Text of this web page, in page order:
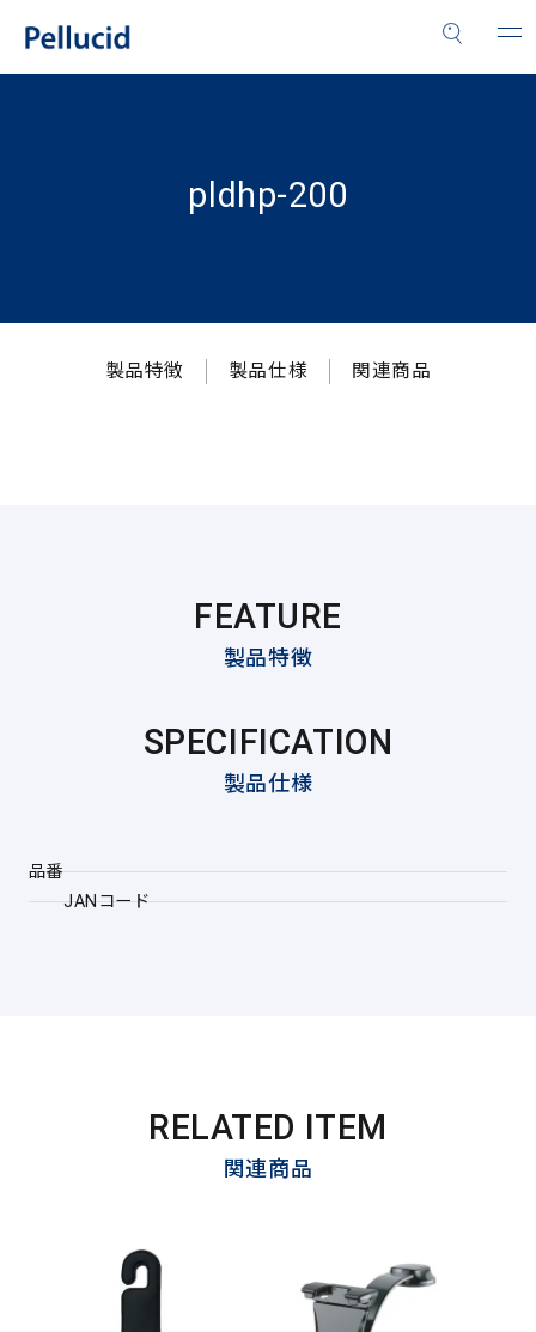
pldhp-200
製品特徴 製品仕様 関連商品
FEATURE
製品特徴
SPECIFICATION
製品仕様
品番
JANコード
RELATED ITEM
関連商品